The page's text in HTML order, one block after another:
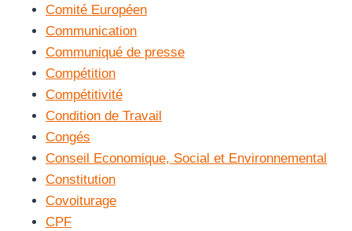
Comité Européen
Communication
Communiqué de presse
Compétition
Compétitivité
Condition de Travail
Congés
Conseil Economique, Social et Environnemental
Constitution
Covoiturage
CPF